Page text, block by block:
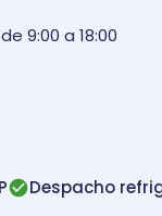
9:00 a 18:00
Despacho